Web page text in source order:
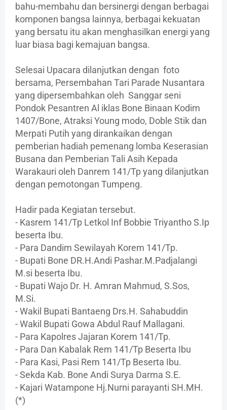
bahu-membahu dan bersinergi dengan berbagai
komponen bangsa lainnya, berbagai kekuatan
yang bersatu itu akan menghasilkan energi yang
luar biasa bagi kemajuan bangsa.
Selesai Upacara dilanjutkan dengan foto
bersama, Persembahan Tari Parade Nusantara
yang dipersembahkan oleh Sanggar seni
Pondok Pesantren Al iklas Bone Binaan Kodim
1407/Bone, Atraksi Young modo, Doble Stik dan
Merpati Putih yang dirankaikan dengan
pemberian hadiah pemenang lomba Keserasian
Busana dan Pemberian Tali Asih Kepada
Warakauri oleh Danrem 141/Tp yang dilanjutkan
dengan pemotongan Tumpeng.
Hadir pada Kegiatan tersebut.
- Kasrem 141/Tp Letkol Inf Bobbie Triyantho S.Ip
beserta Ibu.
- Para Dandim Sewilayah Korem 141/Tp.
- Bupati Bone DR.H.Andi Pashar.M.Padjalangi
M.si beserta Ibu.
- Bupati Wajo Dr. H. Amran Mahmud, S.Sos,
M.Si.
- Wakil Bupati Bantaeng Drs.H. Sahabuddin
- Wakil Bupati Gowa Abdul Rauf Mallagani.
- Para Kapolres Jajaran Korem 141/Tp.
- Para Dan Kabalak Rem 141/Tp Beserta Ibu
- Para Kasi, Pasi Rem 141/Tp Beserta Ibu.
- Sekda Kab. Bone Andi Surya Darma S.E.
- Kajari Watampone Hj.Nurni parayanti SH.MH.
(*)